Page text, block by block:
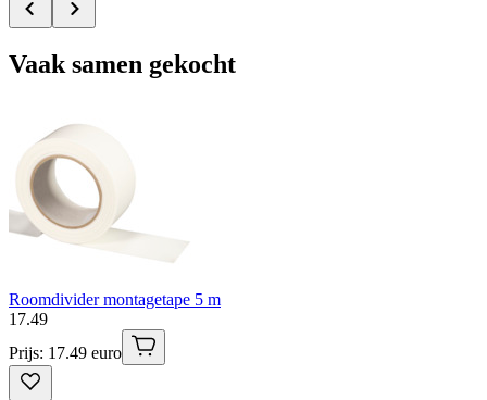
Vaak samen gekocht
Roomdivider montagetape 5 m
17.49
Prijs: 17.49 euro